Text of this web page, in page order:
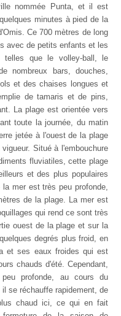
nommée Punta, et il est
minutes à pied de la
Ce 700 mètres de long
avec de petits enfants et les
telles que le volley-ball, le
nombreux bars, douches,
et des chaises longues et
de tamaris et de pins,
La plage est orientée vers
toute la journée, du matin
jetée à l'ouest de la plage
Situé à l'embouchure
fluviatiles, cette plage
et des plus populaires
mer est très peu profonde,
de la plage. La mer est
qui rend ce sont très
ouest de la plage et sur la
degrés plus froid, en
et ses eaux froides qui est
chauds d'été. Cependant,
profonde, au cours du
se réchauffe rapidement, de
chaud ici, ce qui en fait